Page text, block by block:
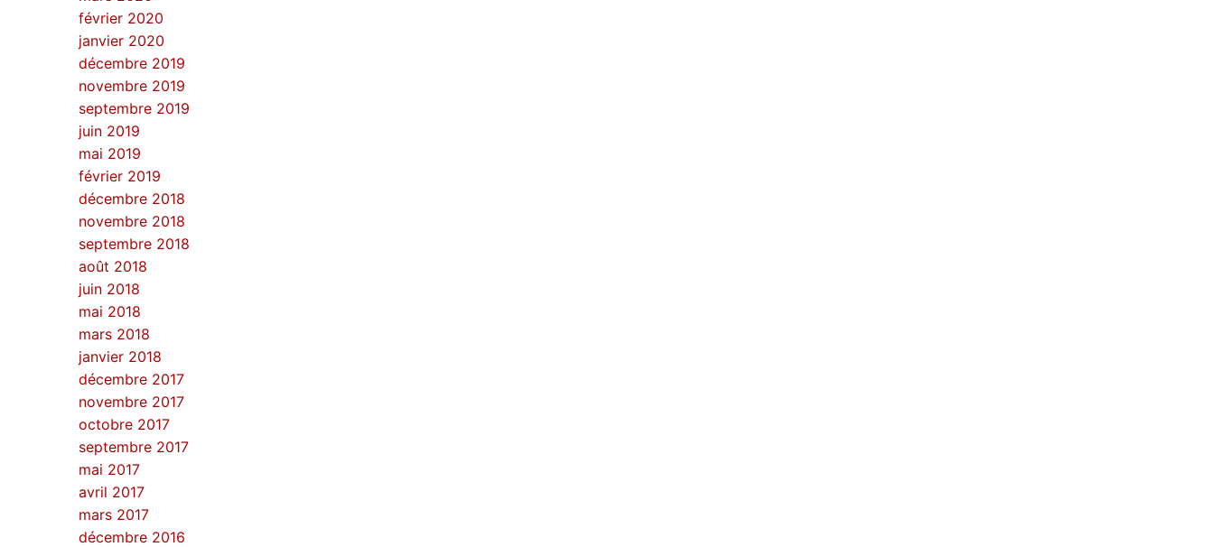
février 2020
janvier 2020
décembre 2019
novembre 2019
septembre 2019
juin 2019
mai 2019
février 2019
décembre 2018
novembre 2018
septembre 2018
août 2018
juin 2018
mai 2018
mars 2018
janvier 2018
décembre 2017
novembre 2017
octobre 2017
septembre 2017
mai 2017
avril 2017
mars 2017
décembre 2016